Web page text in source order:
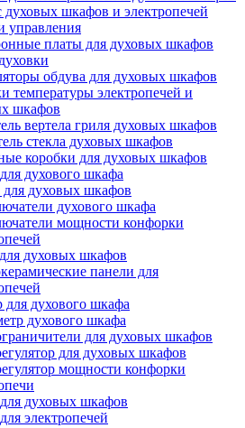
духовых шкафов и электропечей
управления
платы для духовых шкафов
обдува для духовых шкафов
температуры электропечей и
шкафов
вертела гриля духовых шкафов
стекла духовых шкафов
коробки для духовых шкафов
духового шкафа
духовых шкафов
духового шкафа
мощности конфорки
духовых шкафов
панели для
для духового шкафа
духового шкафа
для духовых шкафов
для духовых шкафов
мощности конфорки
духовых шкафов
электропечей